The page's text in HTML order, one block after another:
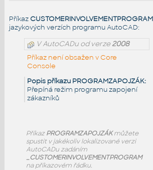
Příkaz CUSTOMERINVOLVEMENTPROGRAM
jazykových verzích programu AutoCAD:
V AutoCADu od verze2008
Příkaz není obsažen v Core
Console
Popis příkazu PROGRAMZAPOJZÁK:
Přepíná režim programu zapojení
zákazníků
PříkazPROGRAMZAPOJZÁKmůžete
spustit v jakékoliv lokalizované verzi
AutoCADu zadáním
_CUSTOMERINVOLVEMENTPROGRAM
na příkazovém řádku.